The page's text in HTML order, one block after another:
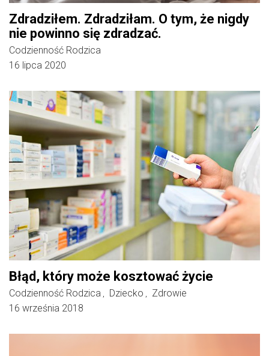
Zdradziłem. Zdradziłam. O tym, że nigdy
nie powinno się zdradzać.
Codzienność Rodzica
16 lipca 2020
Błąd, który może kosztować życie
Codzienność Rodzica Dziecko
Zdrowie
16 września 2018